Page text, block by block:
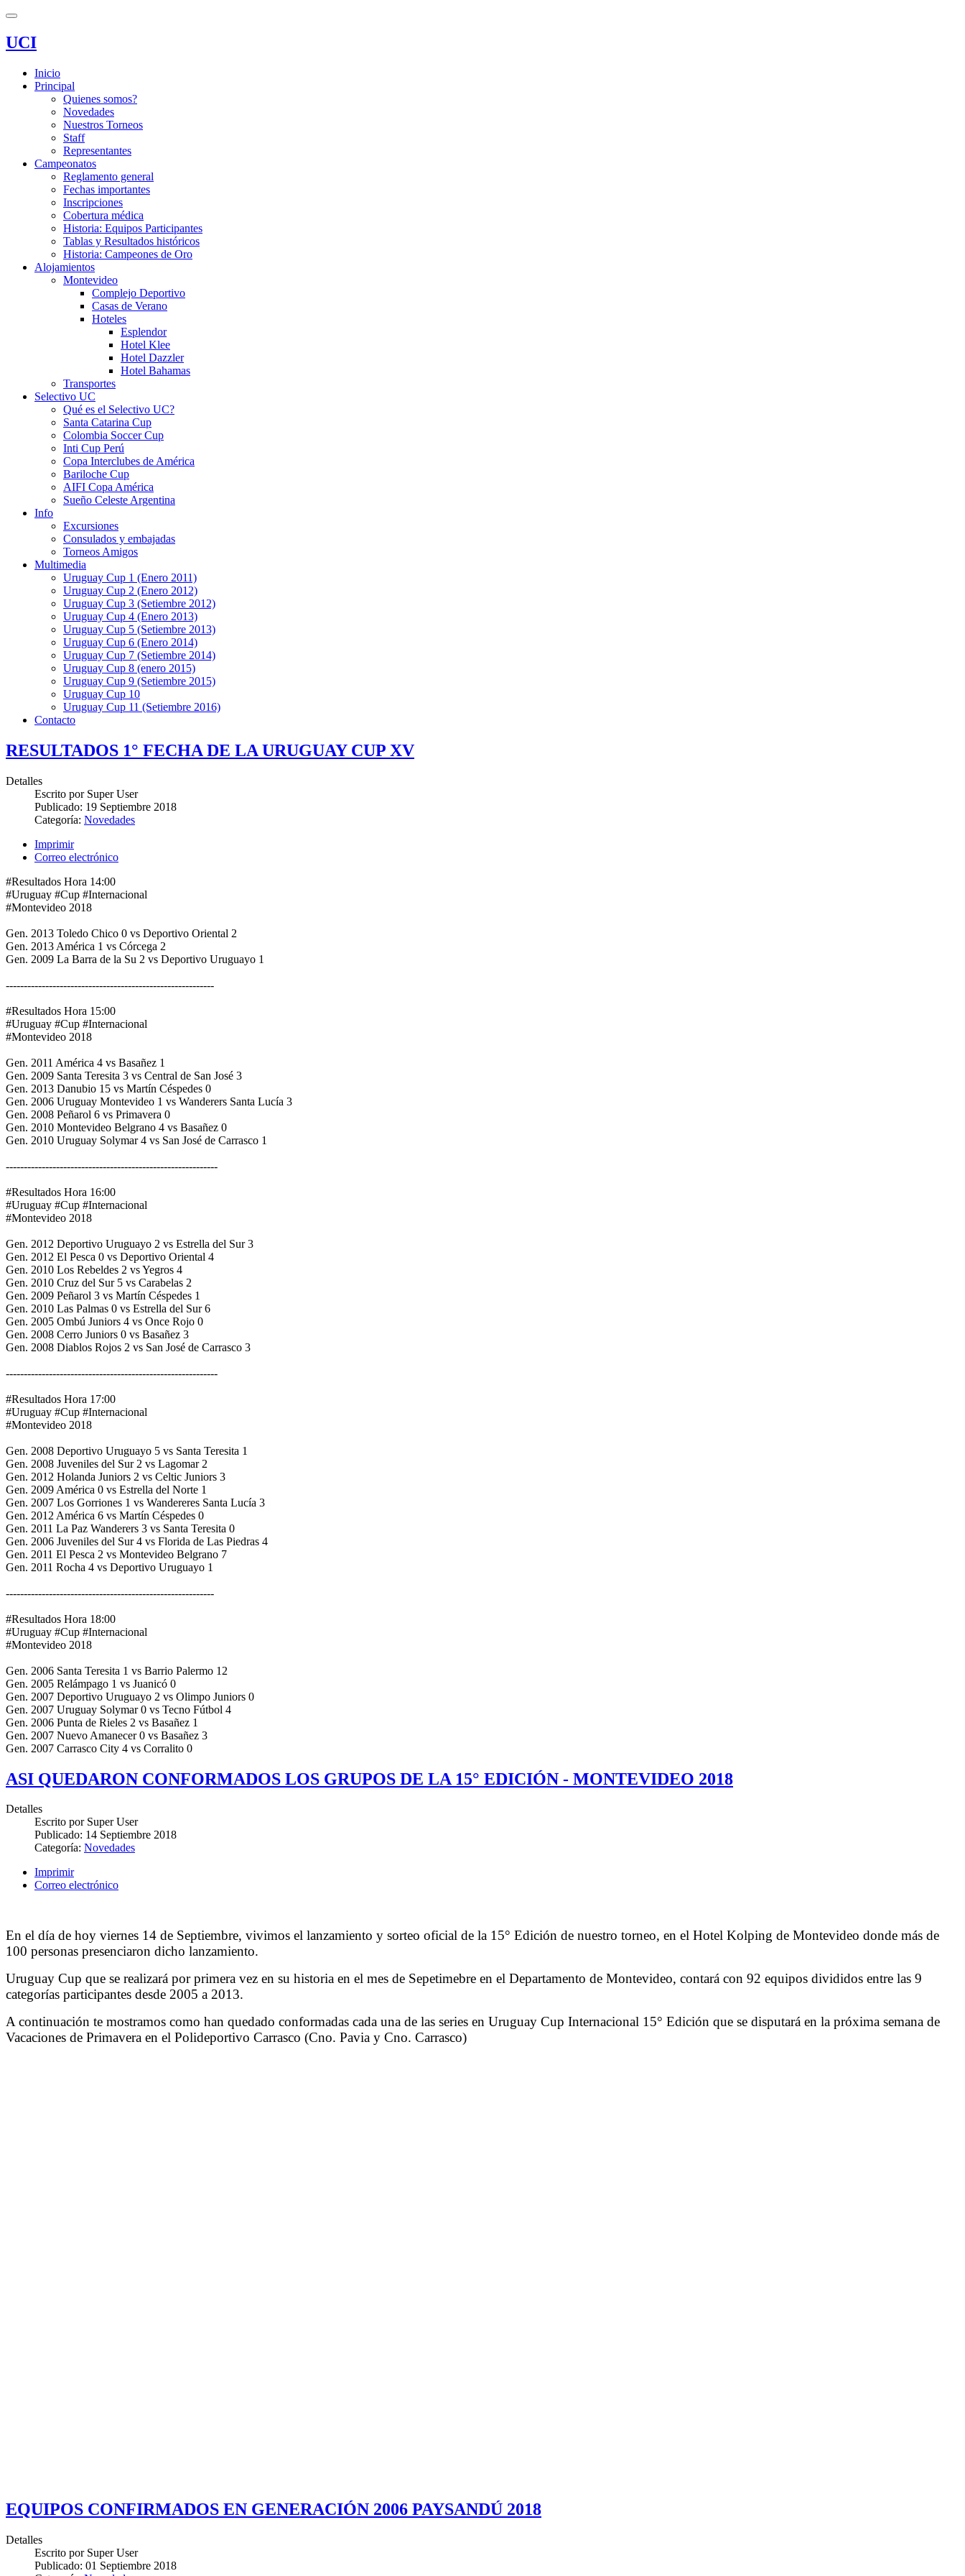
UCI
Inicio
Principal
Quienes somos?
Novedades
Nuestros Torneos
Staff
Representantes
Campeonatos
Reglamento general
Fechas importantes
Inscripciones
Cobertura médica
Historia: Equipos Participantes
Tablas y Resultados históricos
Historia: Campeones de Oro
Alojamientos
Montevideo
Complejo Deportivo
Casas de Verano
Hoteles
Esplendor
Hotel Klee
Hotel Dazzler
Hotel Bahamas
Transportes
Selectivo UC
Qué es el Selectivo UC?
Santa Catarina Cup
Colombia Soccer Cup
Inti Cup Perú
Copa Interclubes de América
Bariloche Cup
AIFI Copa América
Sueño Celeste Argentina
Info
Excursiones
Consulados y embajadas
Torneos Amigos
Multimedia
Uruguay Cup 1 (Enero 2011)
Uruguay Cup 2 (Enero 2012)
Uruguay Cup 3 (Setiembre 2012)
Uruguay Cup 4 (Enero 2013)
Uruguay Cup 5 (Setiembre 2013)
Uruguay Cup 6 (Enero 2014)
Uruguay Cup 7 (Setiembre 2014)
Uruguay Cup 8 (enero 2015)
Uruguay Cup 9 (Setiembre 2015)
Uruguay Cup 10
Uruguay Cup 11 (Setiembre 2016)
Contacto
RESULTADOS 1° FECHA DE LA URUGUAY CUP XV
Detalles
Escrito por Super User
Publicado: 19 Septiembre 2018
Categoría: Novedades
Imprimir
Correo electrónico
#Resultados Hora 14:00
#Uruguay #Cup #Internacional
#Montevideo 2018
Gen. 2013 Toledo Chico 0 vs Deportivo Oriental 2
Gen. 2013 América 1 vs Córcega 2
Gen. 2009 La Barra de la Su 2 vs Deportivo Uruguayo 1
----------------------------------------------------------
#Resultados Hora 15:00
#Uruguay #Cup #Internacional
#Montevideo 2018
Gen. 2011 América 4 vs Basañez 1
Gen. 2009 Santa Teresita 3 vs Central de San José 3
Gen. 2013 Danubio 15 vs Martín Céspedes 0
Gen. 2006 Uruguay Montevideo 1 vs Wanderers Santa Lucía 3
Gen. 2008 Peñarol 6 vs Primavera 0
Gen. 2010 Montevideo Belgrano 4 vs Basañez 0
Gen. 2010 Uruguay Solymar 4 vs San José de Carrasco 1
-----------------------------------------------------------
#Resultados Hora 16:00
#Uruguay #Cup #Internacional
#Montevideo 2018
Gen. 2012 Deportivo Uruguayo 2 vs Estrella del Sur 3
Gen. 2012 El Pesca 0 vs Deportivo Oriental 4
Gen. 2010 Los Rebeldes 2 vs Yegros 4
Gen. 2010 Cruz del Sur 5 vs Carabelas 2
Gen. 2009 Peñarol 3 vs Martín Céspedes 1
Gen. 2010 Las Palmas 0 vs Estrella del Sur 6
Gen. 2005 Ombú Juniors 4 vs Once Rojo 0
Gen. 2008 Cerro Juniors 0 vs Basañez 3
Gen. 2008 Diablos Rojos 2 vs San José de Carrasco 3
-----------------------------------------------------------
#Resultados Hora 17:00
#Uruguay #Cup #Internacional
#Montevideo 2018
Gen. 2008 Deportivo Uruguayo 5 vs Santa Teresita 1
Gen. 2008 Juveniles del Sur 2 vs Lagomar 2
Gen. 2012 Holanda Juniors 2 vs Celtic Juniors 3
Gen. 2009 América 0 vs Estrella del Norte 1
Gen. 2007 Los Gorriones 1 vs Wandereres Santa Lucía 3
Gen. 2012 América 6 vs Martín Céspedes 0
Gen. 2011 La Paz Wanderers 3 vs Santa Teresita 0
Gen. 2006 Juveniles del Sur 4 vs Florida de Las Piedras 4
Gen. 2011 El Pesca 2 vs Montevideo Belgrano 7
Gen. 2011 Rocha 4 vs Deportivo Uruguayo 1
----------------------------------------------------------
#Resultados Hora 18:00
#Uruguay #Cup #Internacional
#Montevideo 2018
Gen. 2006 Santa Teresita 1 vs Barrio Palermo 12
Gen. 2005 Relámpago 1 vs Juanicó 0
Gen. 2007 Deportivo Uruguayo 2 vs Olimpo Juniors 0
Gen. 2007 Uruguay Solymar 0 vs Tecno Fútbol 4
Gen. 2006 Punta de Rieles 2 vs Basañez 1
Gen. 2007 Nuevo Amanecer 0 vs Basañez 3
Gen. 2007 Carrasco City 4 vs Corralito 0
ASI QUEDARON CONFORMADOS LOS GRUPOS DE LA 15° EDICIÓN - MONTEVIDEO 2018
Detalles
Escrito por Super User
Publicado: 14 Septiembre 2018
Categoría: Novedades
Imprimir
Correo electrónico
En el día de hoy viernes 14 de Septiembre, vivimos el lanzamiento y sorteo oficial de la 15° Edición de nuestro torneo, en el Hotel Kolping de Montevideo donde más de
100 personas presenciaron dicho lanzamiento.
Uruguay Cup que se realizará por primera vez en su historia en el mes de Sepetimebre en el Departamento de Montevideo, contará con 92 equipos divididos entre las 9
categorías participantes desde 2005 a 2013.
A continuación te mostramos como han quedado conformadas cada una de las series en Uruguay Cup Internacional 15° Edición que se disputará en la próxima semana de
Vacaciones de Primavera en el Polideportivo Carrasco (Cno. Pavia y Cno. Carrasco)
EQUIPOS CONFIRMADOS EN GENERACIÓN 2006 PAYSANDÚ 2018
Detalles
Escrito por Super User
Publicado: 01 Septiembre 2018